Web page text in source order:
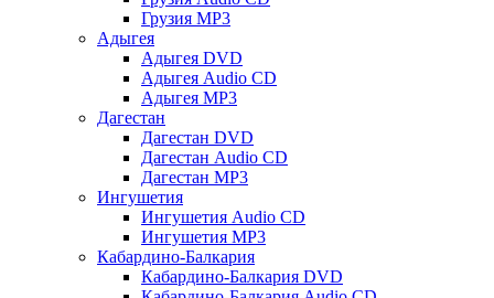
Грузия MP3
Адыгея
Адыгея DVD
Адыгея Audio CD
Адыгея MP3
Дагестан
Дагестан DVD
Дагестан Audio CD
Дагестан MP3
Ингушетия
Ингушетия Audio CD
Ингушетия MP3
Кабардино-Балкария
Кабардино-Балкария DVD